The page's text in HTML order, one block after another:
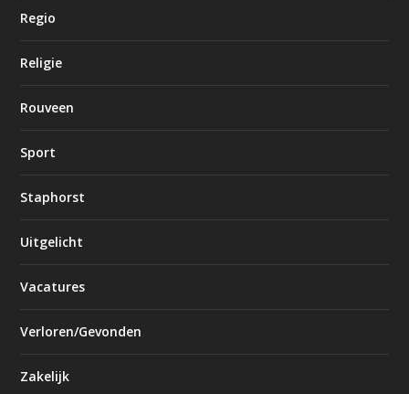
Regio
Religie
Rouveen
Sport
Staphorst
Uitgelicht
Vacatures
Verloren/Gevonden
Zakelijk